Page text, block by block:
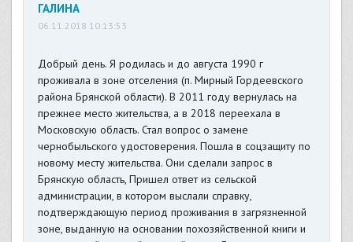
ГАЛИНА
06.11.2018 10:13:53
Добрый день. Я родилась и до августа 1990 г
проживала в зоне отселения (п. Мирный Гордеевского
района Брянской области). В 2011 году вернулась на
прежнее место жительства, а в 2018 переехала в
Московскую область. Стал вопрос о замене
чернобыльского удостоверения. Пошла в соцзащиту по
новому месту жительства. Они сделали запрос в
Брянскую область, Пришел ответ из сельской
администрации, в котором выслали справку,
подтверждающую период проживания в загрязненной
зоне, выданную на основании похозяйственной книги и